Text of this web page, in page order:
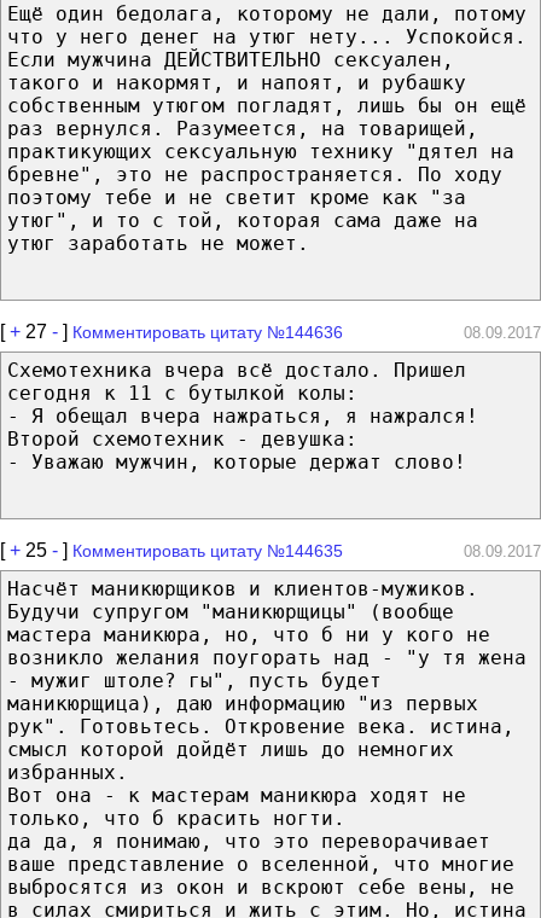
Ещё один бедолага, которому не дали, потому
что у него денег на утюг нету... Успокойся.
Если мужчина ДЕЙСТВИТЕЛЬНО сексуален,
такого и накормят, и напоят, и рубашку
собственным утюгом погладят, лишь бы он ещё
раз вернулся. Разумеется, на товарищей,
практикующих сексуальную технику "дятел на
бревне", это не распространяется. По ходу
поэтому тебе и не светит кроме как "за
утюг", и то с той, которая сама даже на
утюг заработать не может.
[+ 27 - ] Комментировать цитату №144636 08.09.2017
Схемотехника вчера всё достало. Пришел
сегодня к 11 с бутылкой колы:
- Я обещал вчера нажраться, я нажрался!
Второй схемотехник - девушка:
- Уважаю мужчин, которые держат слово!
[+ 25 - ] Комментировать цитату №144635 08.09.2017
Насчёт маникюрщиков и клиентов-мужиков.
Будучи супругом "маникюрщицы" (вообще
мастера маникюра, но, что б ни у кого не
возникло желания поугорать над - "у тя жена
- мужиг штоле? гы", пусть будет
маникюрщица), даю информацию "из первых
рук". Готовьтесь. Откровение века. истина,
смысл которой дойдёт лишь до немногих
избранных.
Вот она - к мастерам маникюра ходят не
только, что б красить ногти.
да да, я понимаю, что это переворачивает
ваше представление о вселенной, что многие
выбросятся из окон и вскроют себе вены, не
в силах смириться и жить с этим. Но, истина